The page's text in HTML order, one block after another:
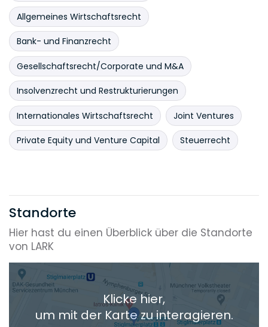
Allgemeines Wirtschaftsrecht
Bank- und Finanzrecht
Gesellschaftsrecht/Corporate und M&A
Insolvenzrecht und Restrukturierungen
Internationales Wirtschaftsrecht Joint Ventures
Private Equity und Venture Capital Steuerrecht
Standorte
Hier hast du einen Überblick über die Standorte
von LARK
Klicke hier,
um mit der Karte zu interagieren.